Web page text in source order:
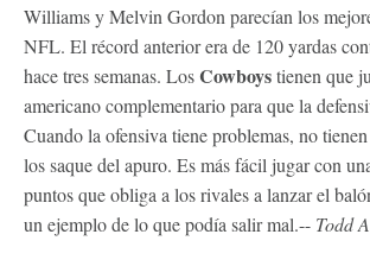
Williams y Melvin Gordon parecían los
NFL. El récord anterior era de 120 yardas
hace tres semanas. LosCowboystienen que
americano complementario para que la
Cuando la ofensiva tiene problemas, no
los saque del apuro. Es más fácil jugar con
puntos que obliga a los rivales a lanzar el
un ejemplo de lo que podía salir mal.-- Todd